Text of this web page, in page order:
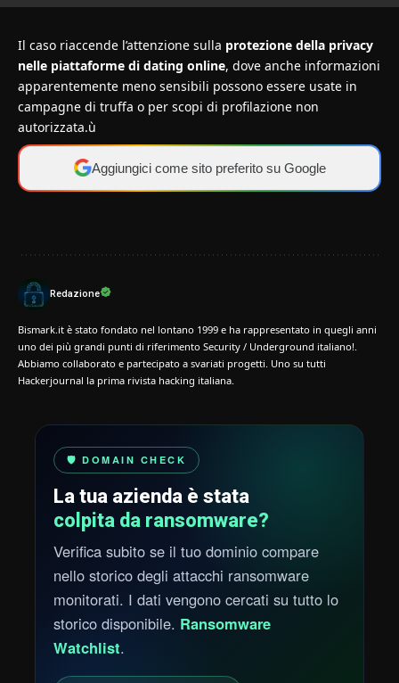
Il caso riaccende l’attenzione sulla protezione della privacy
nelle piattaforme di dating online, dove anche informazioni
apparentemente meno sensibili possono essere usate in
campagne di truffa o per scopi di profilazione non
autorizzata.ù
Aggiungici come sito preferito su Google
Redazione
Bismark.it è stato fondato nel lontano 1999 e ha rappresentato in quegli anni
uno dei più grandi punti di riferimento Security / Underground italiano!.
Abbiamo collaborato e partecipato a svariati progetti. Uno su tutti
Hackerjournal la prima rivista hacking italiana.
🛡️ DOMAIN CHECK
La tua azienda è stata
colpita da ransomware?
Verifica subito se il tuo dominio compare
nello storico degli attacchi ransomware
monitorati. I dati vengono cercati su tutto lo
storico disponibile. Ransomware
Watchlist.